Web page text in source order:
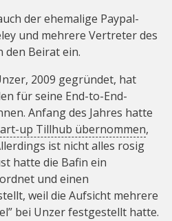
der ehemalige Paypal-
und mehrere Vertreter des
den Beirat ein.
2009 gegründet, hat
für seine End-to-End-
Anfang des Jahres hatte
up Tillhub übernommen,
ist nicht alles rosig
hatte die Bafin ein
und einen
weil die Aufsicht mehrere
bei Unzer festgestellt hatte.